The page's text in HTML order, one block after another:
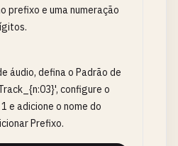
prefixo e uma numeração
áudio, defina o Padrão de
configure o
e adicione o nome do
Prefixo.